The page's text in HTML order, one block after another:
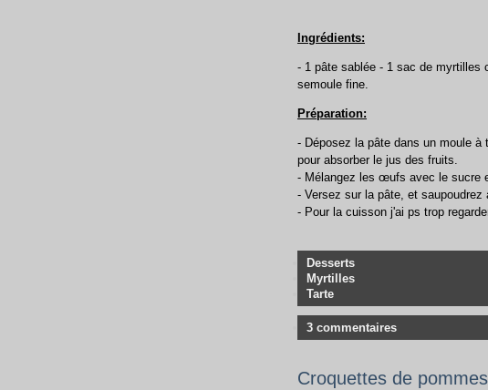
Ingrédients:
- 1 pâte sablée - 1 sac de myrtilles
semoule fine.
Préparation:
- Déposez la pâte dans un moule à
pour absorber le jus des fruits.
- Mélangez les œufs avec le sucre
- Versez sur la pâte, et saupoudrez
- Pour la cuisson j'ai ps trop
Desserts
Myrtilles
Tarte
3 commentaires
Croquettes de